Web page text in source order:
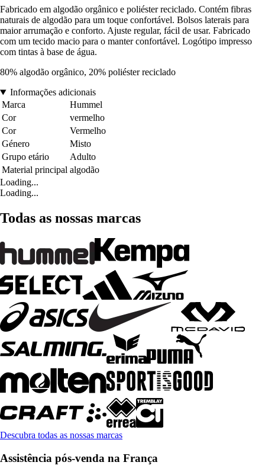
Fabricado em algodão orgânico e poliéster reciclado. Contém fibras
naturais de algodão para um toque confortável. Bolsos laterais para
maior arrumação e conforto. Ajuste regular, fácil de usar. Fabricado
com um tecido macio para o manter confortável. Logótipo impresso
com tintas à base de água.
80% algodão orgânico, 20% poliéster reciclado
Informações adicionais
Marca
Hummel
Cor
vermelho
Cor
Vermelho
Género
Misto
Grupo etário
Adulto
Material principal algodão
Loading...
Loading...
Todas as nossas marcas
Descubra todas as nossas marcas
Assistência pós-venda na França